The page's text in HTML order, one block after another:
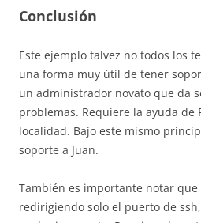
Conclusión
Este ejemplo talvez no todos los
una forma muy útil de tener
un administrador novato que da
problemas. Requiere la ayuda de
localidad. Bajo este mismo
soporte a Juan.
También es importante notar que
redirigiendo solo el puerto de